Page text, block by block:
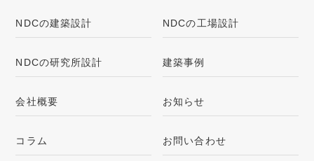
NDCの建築設計 NDCの工場設計
NDCの研究所設計 建築事例
会社概要 お知らせ
コラム お問い合わせ